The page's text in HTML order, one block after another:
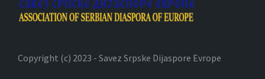
Copyright (c) 2023 - Savez Srpske Dijaspore Evrope